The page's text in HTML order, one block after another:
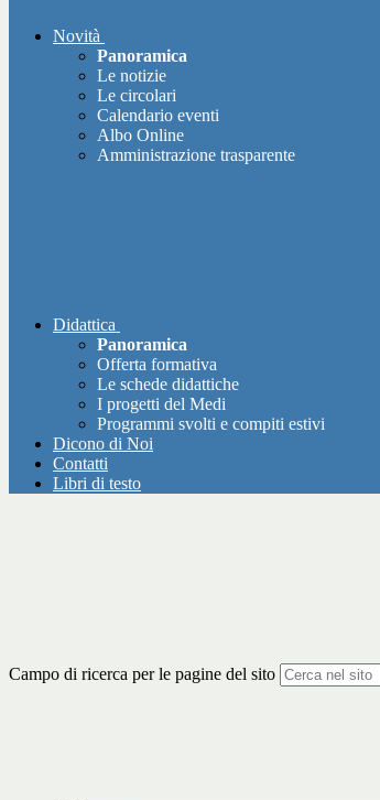
Novità
Panoramica
Le notizie
Le circolari
Calendario eventi
Albo Online
Amministrazione trasparente
Didattica
Panoramica
Offerta formativa
Le schede didattiche
I progetti del Medi
Programmi svolti e compiti estivi
Dicono di Noi
Contatti
Libri di testo
Campo di ricerca per le pagine del sito